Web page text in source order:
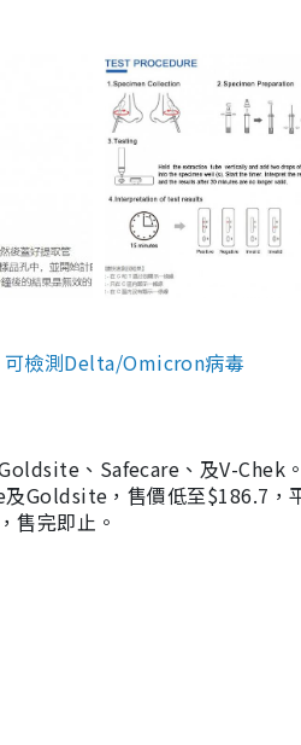
可檢測Delta/Omicron病毒
、Safecare、及V-Chek
Goldsite，售價低至$186.7，
售完即止。